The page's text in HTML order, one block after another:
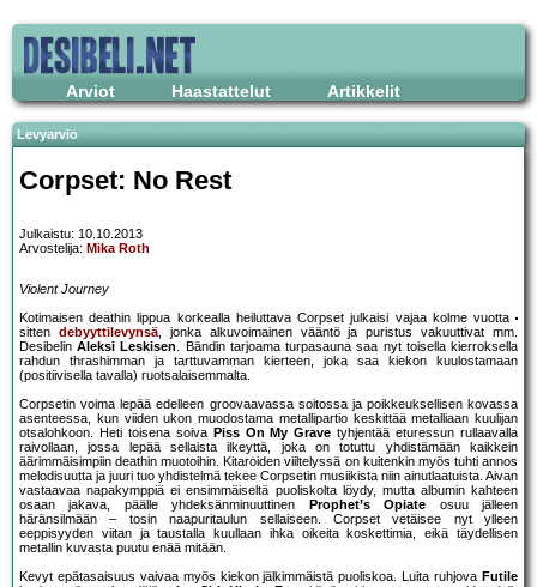
Arviot Haastattelut Artikkelit
Levyarvio
Corpset: No Rest
Julkaistu: 10.10.2013
Arvostelija: Mika Roth
Violent Journey
Kotimaisen deathin lippua korkealla heiluttava Corpset julkaisi vajaa kolme vuotta
sitten debyyttilevynsä, jonka alkuvoimainen vääntö ja puristus vakuuttivat mm.
DesibelinAleksi Leskisen. Bändin tarjoama turpasauna saa nyt toisella kierroksella
rahdun thrashimman ja tarttuvamman kierteen, joka saa kiekon kuulostamaan
(positiivisella tavalla) ruotsalaisemmalta.
Corpsetin voima lepää edelleen groovaavassa soitossa ja poikkeuksellisen kovassa
asenteessa, kun viiden ukon muodostama metallipartio keskittää metalliaan kuulijan
otsalohkoon. Heti toisena soiva Piss On My Grave tyhjentää eturessun rullaavalla
raivollaan, jossa lepää sellaista ilkeyttä, joka on totuttu yhdistämään kaikkein
äärimmäisimpiin deathin muotoihin. Kitaroiden viiltelyssä on kuitenkin myös tuhti annos
melodisuutta ja juuri tuo yhdistelmä tekee Corpsetin musiikista niin ainutlaatuista. Aivan
vastaavaa napakymppiä ei ensimmäiseltä puoliskolta löydy, mutta albumin kahteen
osaan jakava, päälle yhdeksänminuuttinen
Prophet’s Opiate osuu jälleen
häränsilmään – tosin naapuritaulun sellaiseen. Corpset vetäisee nyt ylleen
eeppisyyden viitan ja taustalla kuullaan ihka oikeita koskettimia, eikä täydellisen
metallin kuvasta puutu enää mitään.
Kevyt epätasaisuus vaivaa myös kiekon jälkimmäistä puoliskoa. Luita ruhjova Futile